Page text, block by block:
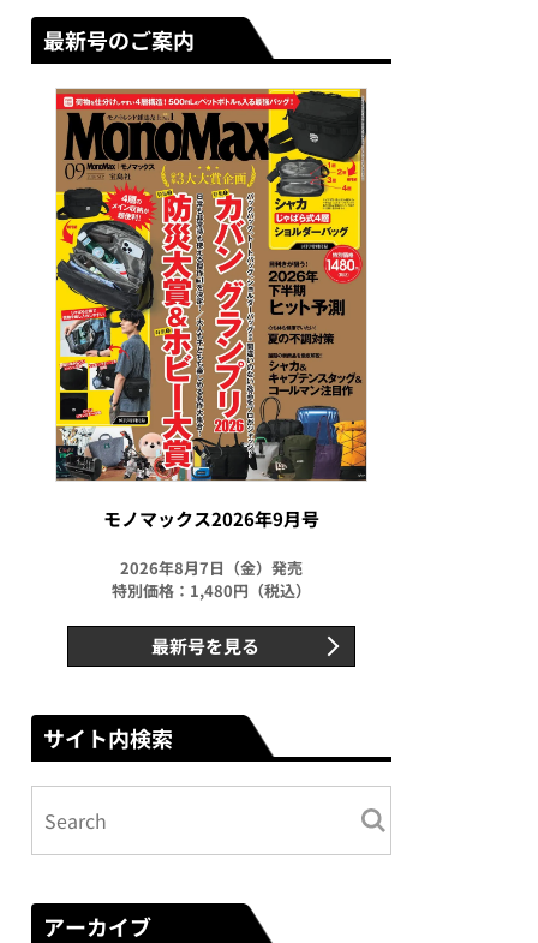
最新号のご案内
モノマックス2026年9月号
2026年8月7日（金）発売
特別価格：1,480円（税込）
最新号を見る
サイト内検索
アーカイブ